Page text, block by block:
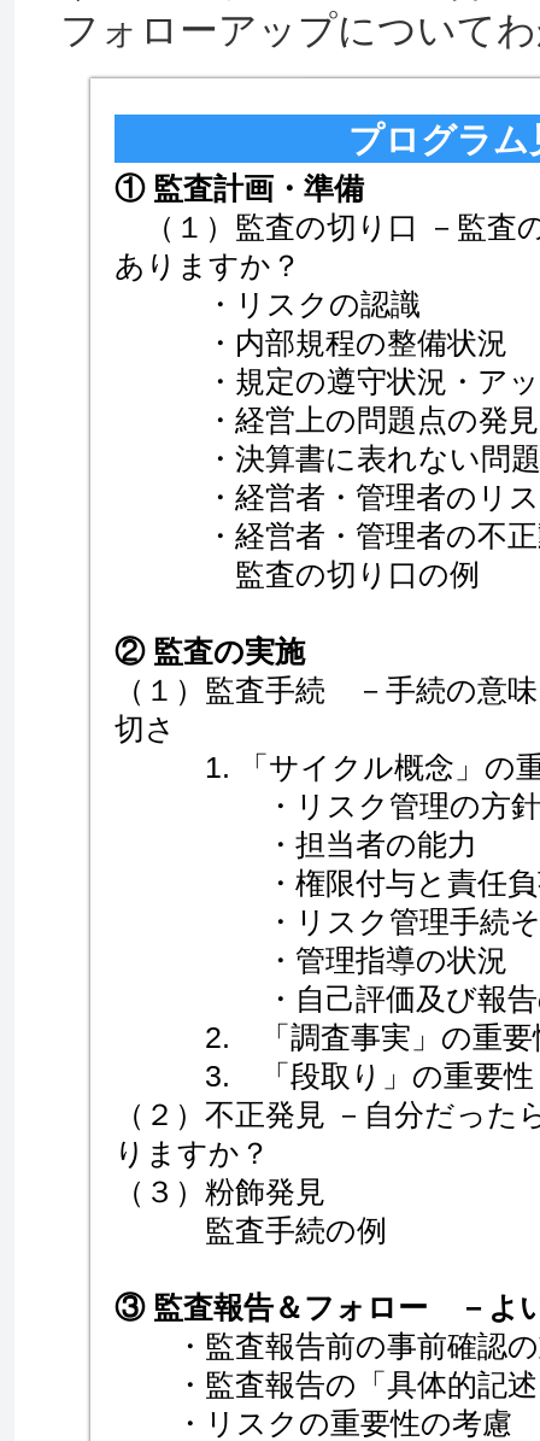
フォローアップについて
プログラム
① 監査計画・準備
（１）監査の切り口 －監査
ありますか？
・リスクの認識
・内部規程の整備状況
・規定の遵守状況・アッ
・経営上の問題点の発見
・決算書に表れない問題
・経営者・管理者のリス
・経営者・管理者の不正
監査の切り口の例
② 監査の実施
（１）監査手続 －手続の意
切さ
1. 「サイクル概念」の
・リスク管理の方針
・担当者の能力
・権限付与と責任負
・リスク管理手続その
・管理指導の状況
・自己評価及び報告
2. 「調査事実」の重要
3. 「段取り」の重要性（
（２）不正発見 －自分だっ
りますか？
（３）粉飾発見
監査手続の例
③ 監査報告＆フォロー －よ
・監査報告前の事前確認の
・監査報告の「具体的記述
・リスクの重要性の考慮